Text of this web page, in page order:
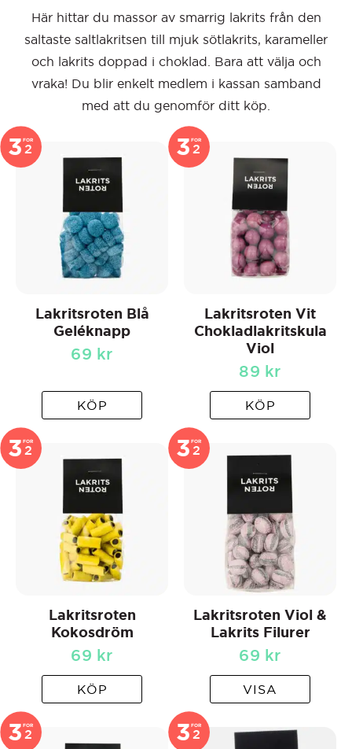
Här hittar du massor av smarrig lakrits från den
saltaste saltlakritsen till mjuk sötlakrits, karameller
och lakrits doppad i choklad. Bara att välja och
vraka! Du blir enkelt medlem i kassan samband
med att du genomför ditt köp.
3 FOR
2
Lakritsroten Blå
Geléknapp
69 kr
KÖP
3 FOR
2
Lakritsroten Vit
Chokladlakritskula
Viol
89 kr
KÖP
3 FOR
2
Lakritsroten
Kokosdröm
69 kr
KÖP
3 FOR
2
Lakritsroten Viol &
Lakrits Filurer
69 kr
VISA
3 FOR
2 3 FOR
2